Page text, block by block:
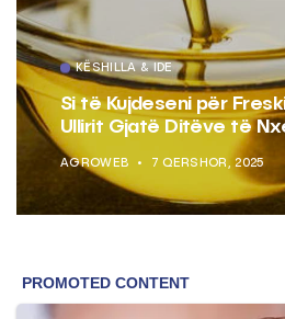
KËSHILLA & IDE
Si të Kujdeseni për
Ullirit Gjatë Ditëve të
AGROWEB 7 QERSHOR, 2025